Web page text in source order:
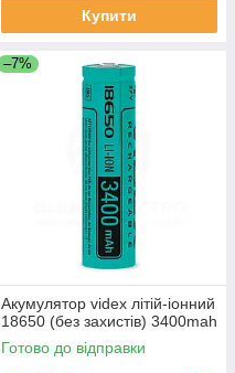
Купити
–7%
Акумулятор videx літій-іонний
18650 (без захистів) 3400mah
Готово до відправки